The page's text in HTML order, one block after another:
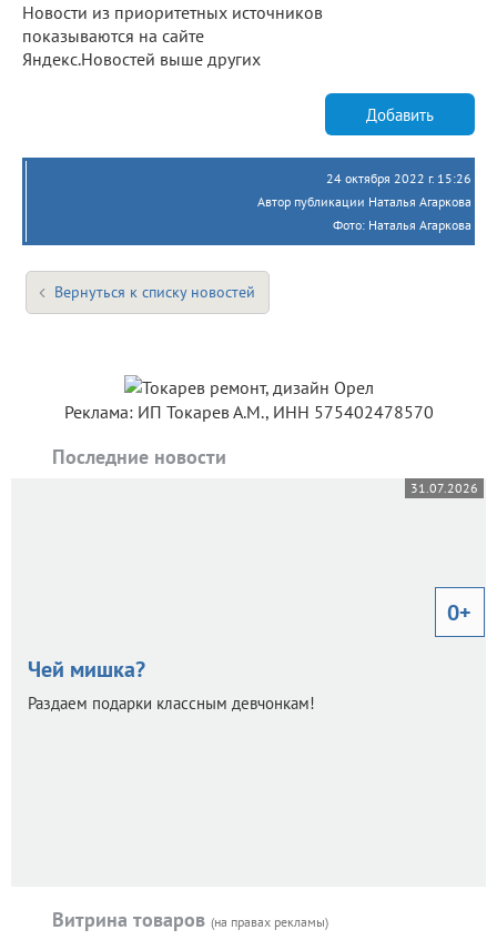
Новости из приоритетных источников
показываются на сайте
Яндекс.Новостей выше других
Добавить
24 октября 2022 г. 15:26
Автор публикации Наталья Агаркова
Фото: Наталья Агаркова
Вернуться к списку новостей
Реклама: ИП Токарев А.М., ИНН 575402478570
Последние новости
31.07.2026
0+
Чей мишка?
Раздаем подарки классным девчонкам!
Витрина товаров (на правах рекламы)